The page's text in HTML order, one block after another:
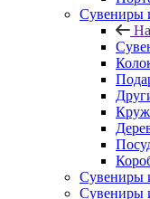
Сувениры
Сувениры
Сувениры